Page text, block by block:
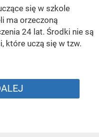
się w szkole
ma orzeczoną
24 lat. Środki nie są
które uczą się w tzw.